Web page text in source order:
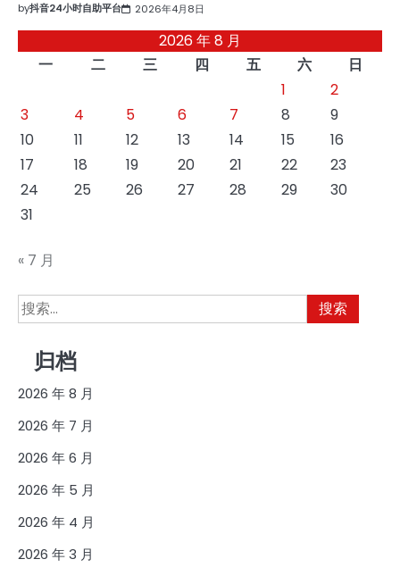
by抖音24小时自助平台 2026年4月8日
2026 年 8 月
一
二 三 四 五 六
日
1
2
3
4 5 6 7 8
9
10
11 12 13 14 15
16
17
18 19 20 21 22
23
24
25 26 27 28 29
30
31
« 7 月
搜
索：
归档
2026 年 8 月
2026 年 7 月
2026 年 6 月
2026 年 5 月
2026 年 4 月
2026 年 3 月